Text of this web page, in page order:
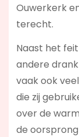
Ouwerkerk
terecht.
Naast het
andere
vaak ook
die zij
over de
de